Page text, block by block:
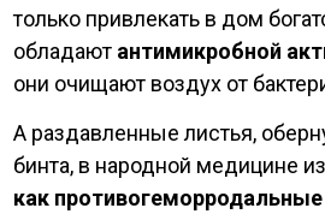
только привлекать в дом
обладают антимикробной
они очищают воздух от
А раздавленные листья,
бинта, в народной медицине
как противогеморродальные